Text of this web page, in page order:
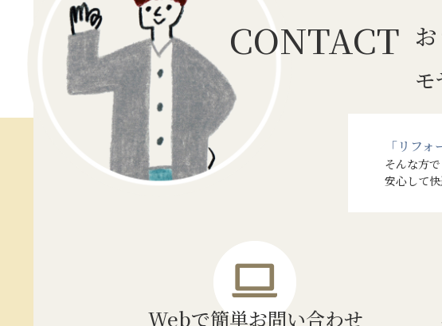
CONTACT
モ
「リフ
そんな方
安心して
Webで簡単お問い合わせ